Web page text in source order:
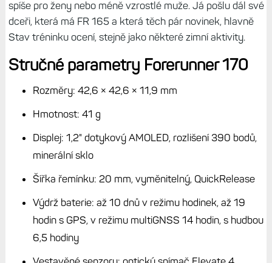
celkem běžný displej s vyšším jasem, větší displej či
mapy.
Zejména displej je pro mě celkem zásadní omezení, jak si
jednou zvyknete na 2 000 nitů, už nechcete jinak. Obecně
tyto hodinky nejsou pro mě, kromě nižšího jasu je displej
také docela malý, já prostě se svým zrakem už potřebuju
více - když srovnám s FR 970, kde je všechno tak o 20 %
větší, jde o rozdíl dost zásadní. Není tu svítilna, EV5, chybí
některé metriky jako Skóre vytrvalosti.
Pokud se ale na hodinky dívám
tak je pokrok dost zásadním, jak už jsem zmínil několikrát.
více možností. A těmto uživatelům asi nic z toho, co jsem
vyjmenoval výše, chybět nebude. Pro běžce je pak jasná
výhoda v nízké hmotnosti hodinek.